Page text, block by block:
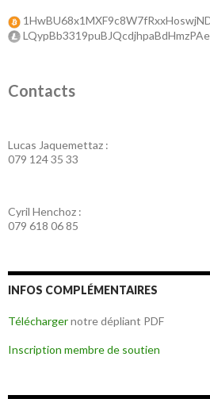
Contacts
Lucas Jaquemettaz :
079 124 35 33
Cyril Henchoz :
079 618 06 85
INFOS COMPLÉMENTAIRES
Téléchargernotre dépliant PDF
Inscription membre de soutien